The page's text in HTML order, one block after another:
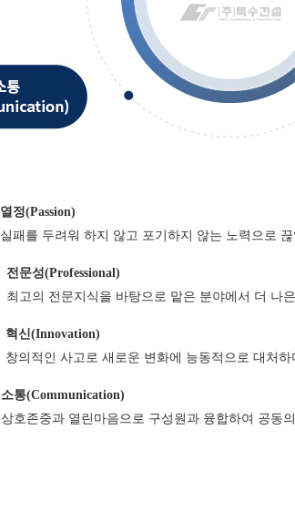
열정(Passion)
실패를 두려워 하지 않고 포기하지 않는 노력으로
전문성(Professional)
최고의 전문지식을 바탕으로 맡은 분야에서 더 나
혁신(Innovation)
창의적인 사고로 새로운 변화에 능동적으로 대처
소통(Communication)
상호존중과 열린마음으로 구성원과 융합하여 공동